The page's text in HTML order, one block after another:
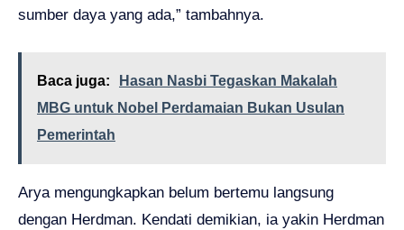
sumber daya yang ada,” tambahnya.
Baca juga:
Hasan Nasbi Tegaskan Makalah
MBG untuk Nobel Perdamaian Bukan Usulan
Pemerintah
Arya mengungkapkan belum bertemu langsung
dengan Herdman. Kendati demikian, ia yakin Herdman